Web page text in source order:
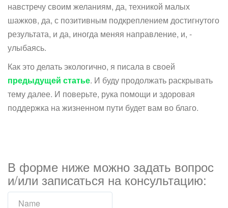
навстречу своим желаниям, да, техникой малых
шажков, да, с позитивным подкреплением достигнутого
результата, и да, иногда меняя направление, и, -
улыбаясь.
Как это делать экологично, я писала в своей
предыдущей статье. И буду продолжать раскрывать
тему далее. И поверьте, рука помощи и здоровая
поддержка на жизненном пути будет вам во благо.
В форме ниже можно задать вопрос
и/или записаться на консультацию: